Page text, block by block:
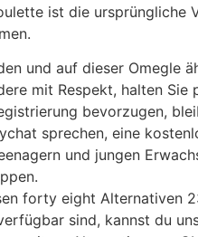
ist die ursprüngliche
und auf dieser Omegle
mit Respekt, halten
bevorzugen,
sprechen, eine
und jungen
forty eight Alternativen
sind, kannst du